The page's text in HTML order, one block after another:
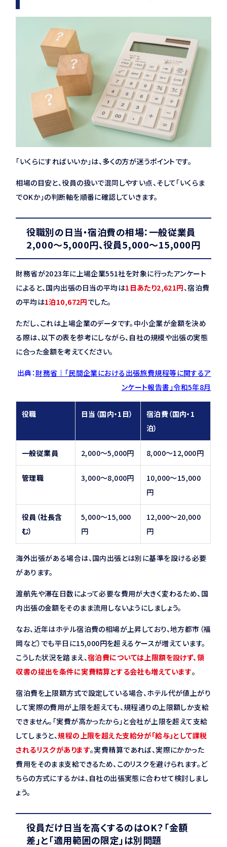
「いくらにすればいいか」は、多くの方が迷うポイントです。
相場の目安と、役員の扱いで混同しやすい点、そして「いくらま
でOKか」の判断軸を順番に確認していきます。
役職別の日当・宿泊費の相場：一般従業員
2,000〜5,000円、役員5,000〜15,000円
財務省が2023年に上場企業551社を対象に行ったアンケート
によると、国内出張の日当の平均は1日あたり2,621円、宿泊費
の平均は1泊10,672円でした。
ただし、これは上場企業のデータです。中小企業が金額を決め
る際は、以下の表を参考にしながら、自社の規模や出張の実態
に合った金額を考えてください。
出典： 財務省｜「民間企業における出張旅費規程等に関するア
ンケート報告書」令和5年8月
役職 日当（国内・1日）
宿泊費（国内・1
泊）
一般従業員 2,000〜5,000円 8,000〜12,000円
管理職 3,000〜8,000円
10,000〜15,000
円
役員（社長含
む）
5,000〜15,000
円
12,000〜20,000
円
海外出張がある場合は、国内出張とは別に基準を設ける必要
があります。
渡航先や滞在日数によって必要な費用が大きく変わるため、国
内出張の金額をそのまま流用しないようにしましょう。
なお、近年はホテル宿泊費の相場が上昇しており、地方都市（福
岡など）でも平日に15,000円を超えるケースが増えています。
こうした状況を踏まえ、宿泊費については上限額を設けず、領
収書の提出を条件に実費精算とする会社も増えています。
宿泊費を上限額方式で設定している場合、ホテル代が値上がり
して実際の費用が上限を超えても、規程通りの上限額しか支給
できません。「実費が高かったから」と会社が上限を超えて支給
してしまうと、規程の上限を超えた支給分が「給与」として課税
されるリスクがあります。実費精算であれば、実際にかかった
費用をそのまま支給できるため、このリスクを避けられます。ど
ちらの方式にするかは、自社の出張実態に合わせて検討しまし
ょう。
役員だけ日当を高くするのはOK？「金額
差」と「適用範囲の限定」は別問題